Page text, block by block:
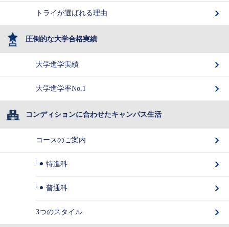
トライが選ばれる理由
圧倒的な大学合格実績
大学進学実績
大学進学率No.1
コンディションに合わせたキャンパス生活
コースのご案内
特進科
普通科
3つのスタイル